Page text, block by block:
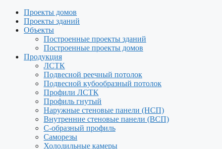
Проекты домов
Проекты зданий
Объекты
Построенные проекты зданий
Построенные проекты домов
Продукция
ЛСТК
Подвесной реечный потолок
Подвесной кубообразный потолок
Профили ЛСТК
Профиль гнутый
Наружные стеновые панели (НСП)
Внутренние стеновые панели (ВСП)
С-образный профиль
Саморезы
Холодильные камеры